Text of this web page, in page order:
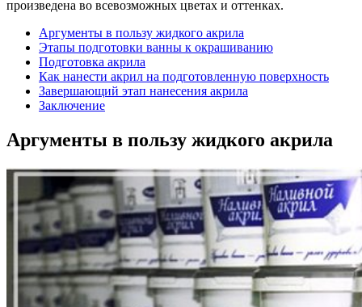
произведена во всевозможных цветах и оттенках.
Аргументы в пользу жидкого акрила
Этапы подготовки ванны к окрашиванию
Подготовка акрила
Как нанести акрил на подготовленную поверхность
Завершающий этап нанесения акрила
Заключение
Аргументы в пользу жидкого акрила